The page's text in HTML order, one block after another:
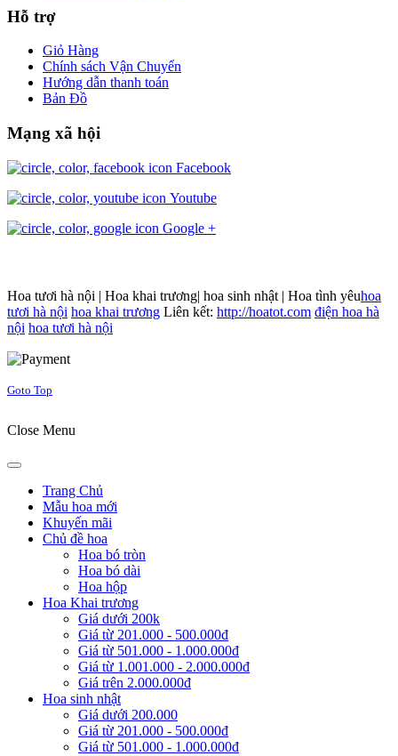
Hỗ trợ
Giỏ Hàng
Chính sách Vận Chuyển
Hướng dẫn thanh toán
Bản Đồ
Mạng xã hội
Facebook
Youtube
Google +
Hoa tươi hà nội | Hoa khai trương| hoa sinh nhật | Hoa tình yêuhoa
tươi hà nội hoa khai trương Liên kết: http://hoatot.com điện hoa hà
nội hoa tươi hà nội
Goto Top
Close Menu
Trang Chủ
Mẫu hoa mới
Khuyến mãi
Chủ đề hoa
Hoa bó tròn
Hoa bó dài
Hoa hộp
Hoa Khai trương
Giá dưới 200k
Giá từ 201.000 - 500.000đ
Giá từ 501.000 - 1.000.000đ
Giá từ 1.001.000 - 2.000.000đ
Giá trên 2.000.000đ
Hoa sinh nhật
Giá dưới 200.000
Giá từ 201.000 - 500.000đ
Giá từ 501.000 - 1.000.000đ